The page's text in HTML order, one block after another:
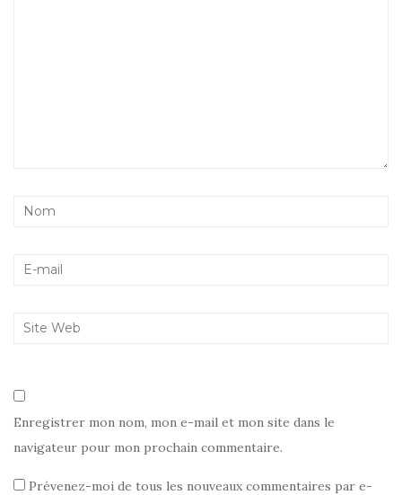
Enregistrer mon nom, mon e-mail et mon site dans le
navigateur pour mon prochain commentaire.
Prévenez-moi de tous les nouveaux commentaires par e-